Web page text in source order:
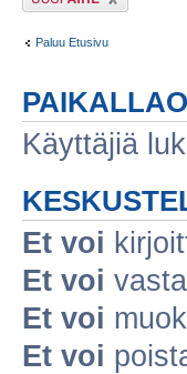
Paluu Etusivu
Käyttäjiä
Et voi
Et voi
Et voi
Et voi